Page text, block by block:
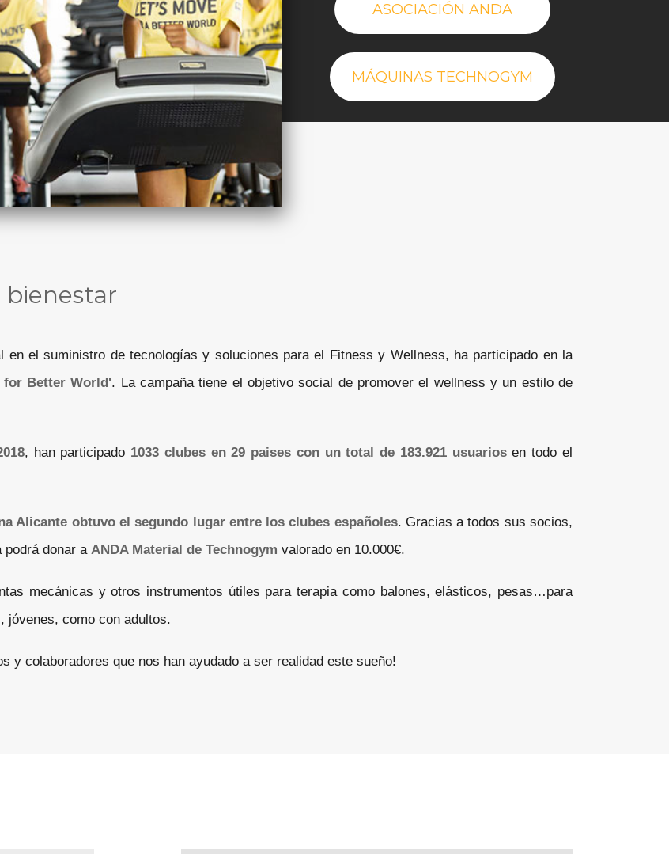
ASOCIACIÓN ANDA
MÁQUINAS TECHNOGYM
bienestar
en el suministro de tecnologías y soluciones para el Fitness y Wellness, ha participado en la
for Better World'. La campaña tiene el objetivo social de promover el wellness y un estilo de
, han participado 1033 clubes en 29 paises con un total de 183.921 usuariosen todo el
Alicante obtuvo el segundo lugar entre los clubes españoles. Gracias a todos sus socios,
podrá donar a ANDA Material de Technogym valorado en 10.000€.
mecánicas y otros instrumentos útiles para terapia como balones, elásticos, pesas…para
jóvenes, como con adultos.
y colaboradores que nos han ayudado a ser realidad este sueño!